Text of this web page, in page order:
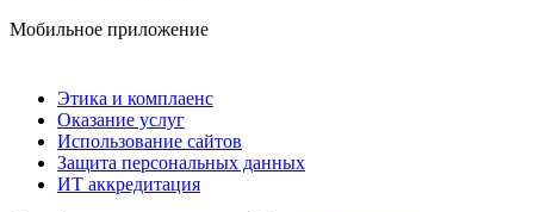
Мобильное приложение
Этика и комплаенс
Оказание услуг
Использование сайтов
Защита персональных данных
ИТ аккредитация